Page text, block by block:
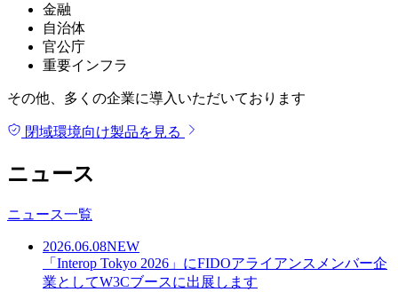
金融
自治体
官公庁
重要インフラ
その他、多くの企業に導入いただいております
閉域環境向け製品を見る
ニュース
ニュース一覧
2026.06.08NEW
「Interop Tokyo 2026」にFIDOアライアンスメンバー企
業としてW3Cブースに出展します